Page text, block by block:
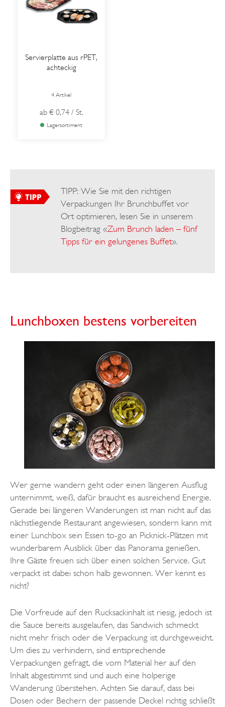
Servierplatte aus rPET,
achteckig
4 Artikel
ab € 0,74 / St.
Lagersortiment
TIPP: Wie Sie mit den richtigen
Verpackungen Ihr Brunchbuffet vor
Ort optimieren, lesen Sie in unserem
Blogbeitrag «Zum Brunch laden – fünf
Tipps für ein gelungenes Buffet».
Lunchboxen bestens vorbereiten
Wer gerne wandern geht oder einen längeren Ausflug
unternimmt, weiß, dafür braucht es ausreichend Energie.
Gerade bei längeren Wanderungen ist man nicht auf das
nächstliegende Restaurant angewiesen, sondern kann mit
einer Lunchbox sein Essen to-go an Picknick-Plätzen mit
wunderbarem Ausblick über das Panorama genießen.
Ihre Gäste freuen sich über einen solchen Service. Gut
verpackt ist dabei schon halb gewonnen. Wer kennt es
nicht?
Die Vorfreude auf den Rucksackinhalt ist riesig, jedoch ist
die Sauce bereits ausgelaufen, das Sandwich schmeckt
nicht mehr frisch oder die Verpackung ist durchgeweicht.
Um dies zu verhindern, sind entsprechende
Verpackungen gefragt, die vom Material her auf den
Inhalt abgestimmt sind und auch eine holperige
Wanderung überstehen. Achten Sie darauf, dass bei
Dosen oder Bechern der passende Deckel richtig schließt